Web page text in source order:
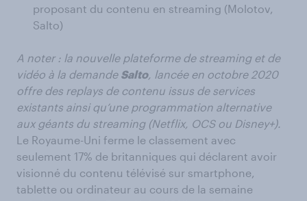
proposant du contenu en streaming (Molotov,
Salto)
A noter : la nouvelle plateforme de streaming et de
vidéo à la demande Salto, lancée en octobre 2020
offre des replays de contenu issus de services
existants ainsi qu’une programmation alternative
aux géants du streaming (Netflix, OCS ou Disney+).
Le Royaume-Uni ferme le classement avec
seulement 17% de britanniques qui déclarent avoir
visionné du contenu télévisé sur smartphone,
tablette ou ordinateur au cours de la semaine